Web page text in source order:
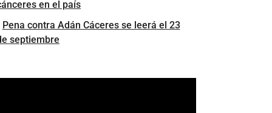
en el país
Pena contra Adán Cáceres se leerá el 23
septiembre